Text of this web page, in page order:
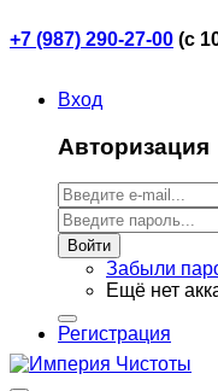
+7 (987) 290-27-00 (с
Вход
Авторизация
Войти
Забыли
Ещё нет
Регистрация